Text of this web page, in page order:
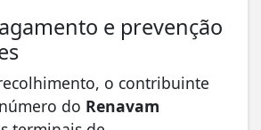
e prevenção
o contribuinte
do Renavam